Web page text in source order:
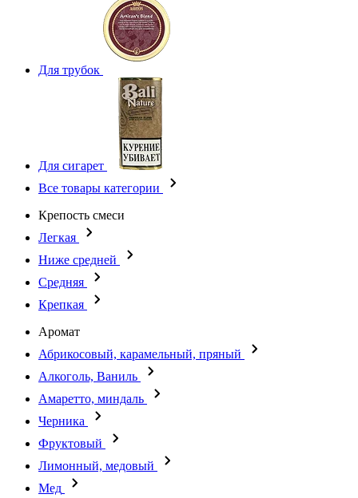
Для трубок
Для сигарет
Все товары категории
Крепость смеси
Легкая
Ниже средней
Средняя
Крепкая
Аромат
Абрикосовый, карамельный, пряный
Алкоголь, Ваниль
Амаретто, миндаль
Черника
Фруктовый
Лимонный, медовый
Мед